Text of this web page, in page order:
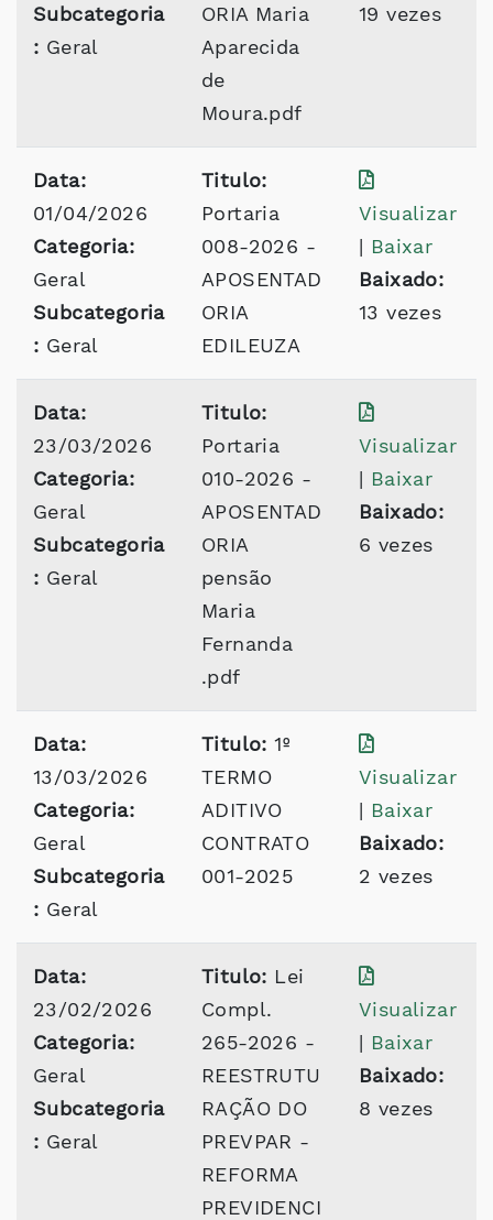
Subcategoria
: Geral
ORIA Maria
Aparecida
de
Moura.pdf
19 vezes
Data:
01/04/2026
Categoria:
Geral
Subcategoria
: Geral
Titulo:
Portaria
008-2026 -
APOSENTAD
ORIA
EDILEUZA
Visualizar
| Baixar
Baixado:
13 vezes
Data:
23/03/2026
Categoria:
Geral
Subcategoria
: Geral
Titulo:
Portaria
010-2026 -
APOSENTAD
ORIA
pensão
Maria
Fernanda
.pdf
Visualizar
| Baixar
Baixado:
6 vezes
Data:
13/03/2026
Categoria:
Geral
Subcategoria
: Geral
Titulo: 1º
TERMO
ADITIVO
CONTRATO
001-2025
Visualizar
| Baixar
Baixado:
2 vezes
Data:
23/02/2026
Categoria:
Geral
Subcategoria
: Geral
Titulo: Lei
Compl.
265-2026 -
REESTRUTU
RAÇÃO DO
PREVPAR -
REFORMA
PREVIDENCI
Visualizar
| Baixar
Baixado:
8 vezes